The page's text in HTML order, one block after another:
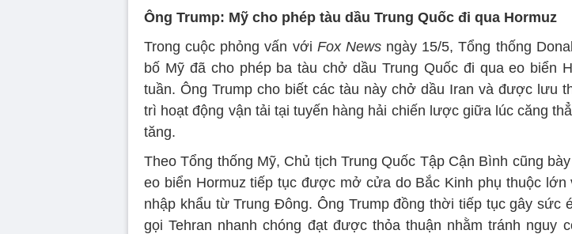
Ông Trump: Mỹ cho phép tàu dầu Trung Quốc đi qua Hormuz
Trong cuộc phỏng vấn với Fox Newsngày 15/5, Tổng thống
bố Mỹ đã cho phép ba tàu chở dầu Trung Quốc đi qua eo biển
tuần. Ông Trump cho biết các tàu này chở dầu Iran và được lưu
trì hoạt động vận tải tại tuyến hàng hải chiến lược giữa lúc căng
tăng.
Theo Tổng thống Mỹ, Chủ tịch Trung Quốc Tập Cận Bình cũng
eo biển Hormuz tiếp tục được mở cửa do Bắc Kinh phụ thuộc lớn
nhập khẩu từ Trung Đông. Ông Trump đồng thời tiếp tục gây sức
gọi Tehran nhanh chóng đạt được thỏa thuận nhằm tránh nguy